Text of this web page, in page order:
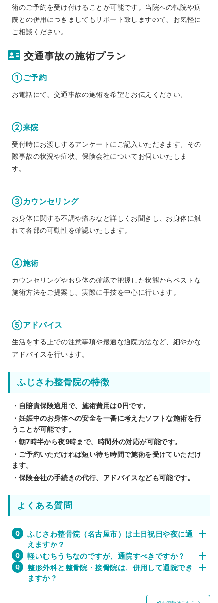
術のご予約を受け付けることが可能です。当院への転院や病
院との併用につきましてもサポート致しますので、お気軽に
ご相談ください。
交通事故の施術プラン
①ご予約
お電話にて、交通事故の施術を希望とお伝えください。
②来院
受付時にお渡しするアンケートにご記入いただきます。その
際事故の状況や症状、保険会社についてお伺いいたしま
す。
③カウンセリング
お身体に関する不調や痛みなど詳しくお聞きし、お身体に触
れて各部の可動性を確認いたします。
④施術
カウンセリングやお身体の確認で把握した状態からベストな
施術方法をご提案し、実際に手技を中心に行います。
⑤アドバイス
生活をする上での注意事項や最適な通院方法など、細やかな
アドバイスを行います。
ふじさわ整骨院の特徴
・自賠責保険適用で、施術費用は0円です。
・妊娠中のお身体への安全を一番に考えたソフトな施術を行
うことが可能です。
・朝7時半から夜9時まで、時間外の対応が可能です。
・ご予約いただければ短い待ち時間で施術を受けていただけ
ます。
・保険会社の手続きの代行、アドバイスなども可能です。
よくある質問
ふじさわ整骨院（名古屋市）は土日祝日や夜に通
えますか？
軽いむちうちなのですが、通院すべきですか？
整形外科と整骨院・接骨院は、併用して通院でき
ますか？